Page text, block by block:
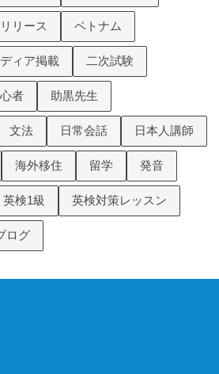
リース ベトナム
ディア掲載 二次試験
者 助黒先生
文法 日常会話 日本人講師
海外移住 留学 発音
英検1級 英検対策レッスン
ログ